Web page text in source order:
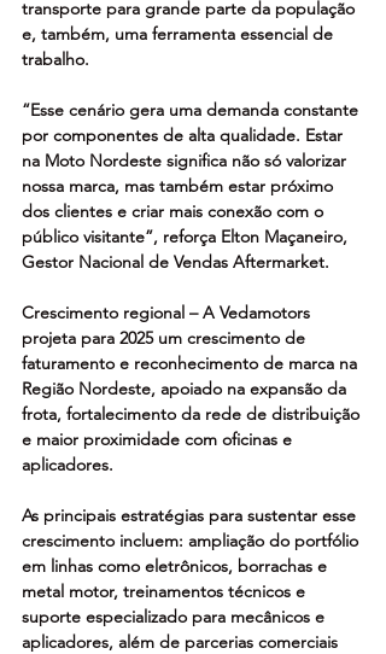
transporte para grande parte da população
e, também, uma ferramenta essencial de
trabalho.
“Esse cenário gera uma demanda constante
por componentes de alta qualidade. Estar
na Moto Nordeste significa não só valorizar
nossa marca, mas também estar próximo
dos clientes e criar mais conexão com o
público visitante”, reforça Elton Maçaneiro,
Gestor Nacional de Vendas Aftermarket.
Crescimento regional – A Vedamotors
projeta para 2025 um crescimento de
faturamento e reconhecimento de marca na
Região Nordeste, apoiado na expansão da
frota, fortalecimento da rede de distribuição
e maior proximidade com oficinas e
aplicadores.
As principais estratégias para sustentar esse
crescimento incluem: ampliação do portfólio
em linhas como eletrônicos, borrachas e
metal motor, treinamentos técnicos e
suporte especializado para mecânicos e
aplicadores, além de parcerias comerciais